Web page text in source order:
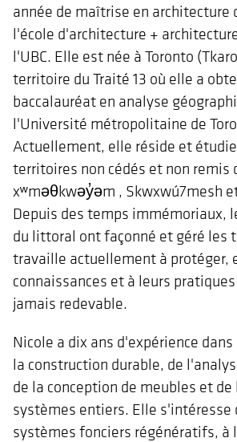
année de maîtrise en architecture
l'école d'architecture +
l'UBC. Elle est née à Toronto
territoire du Traité 13 où elle a
baccalauréat en analyse
l'Université métropolitaine de
Actuellement, elle réside et
territoires non cédés et non remis
xʷməθkwəy̓əm , Skwxwú7mesh
Depuis des temps immémoriaux,
du littoral ont façonné et géré les
travaille actuellement à protéger,
connaissances et à leurs
jamais redevable.
Nicole a dix ans d'expérience
la construction durable, de
de la conception de meubles et
systèmes entiers. Elle s'intéresse
systèmes fonciers régénératifs, à